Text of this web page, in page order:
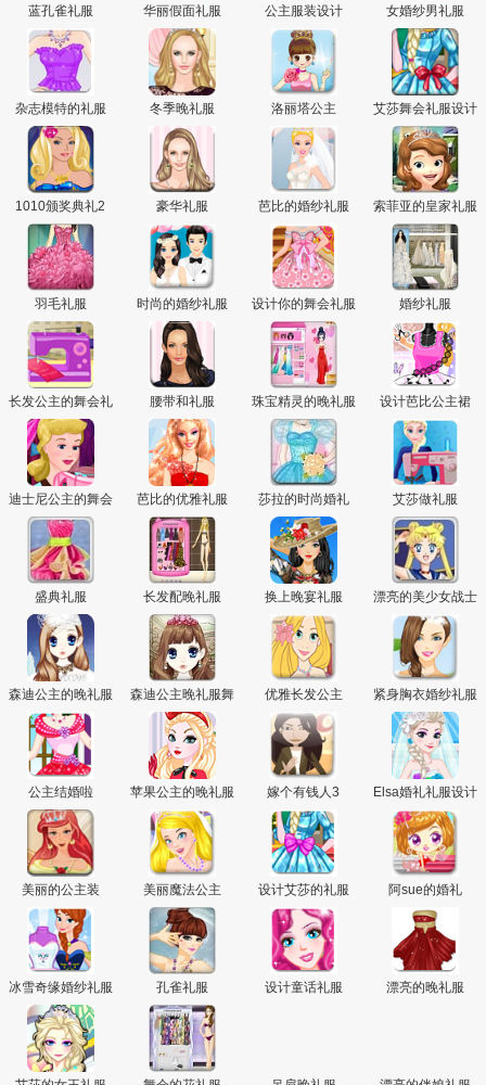
主
蓝孔雀礼服 华丽假面礼服 公主服装设计 女婚纱男礼服
杂志模特的礼服 冬季晚礼服 洛丽塔公主 艾莎舞会礼服设计
1010颁奖典礼2 豪华礼服 芭比的婚纱礼服 索菲亚的皇家礼服
羽毛礼服 时尚的婚纱礼服 设计你的舞会礼服 婚纱礼服
长发公主的舞会礼
服
腰带和礼服 珠宝精灵的晚礼服 设计芭比公主裙
迪士尼公主的舞会
礼服
芭比的优雅礼服 莎拉的时尚婚礼 艾莎做礼服
盛典礼服 长发配晚礼服 换上晚宴礼服 漂亮的美少女战士
森迪公主的晚礼服
森迪公主晚礼服舞
会
优雅长发公主 紧身胸衣婚纱礼服
公主结婚啦 苹果公主的晚礼服 嫁个有钱人3 Elsa婚礼礼服设计
美丽的公主装 美丽魔法公主 设计艾莎的礼服 阿sue的婚礼
冰雪奇缘婚纱礼服 孔雀礼服 设计童话礼服 漂亮的晚礼服